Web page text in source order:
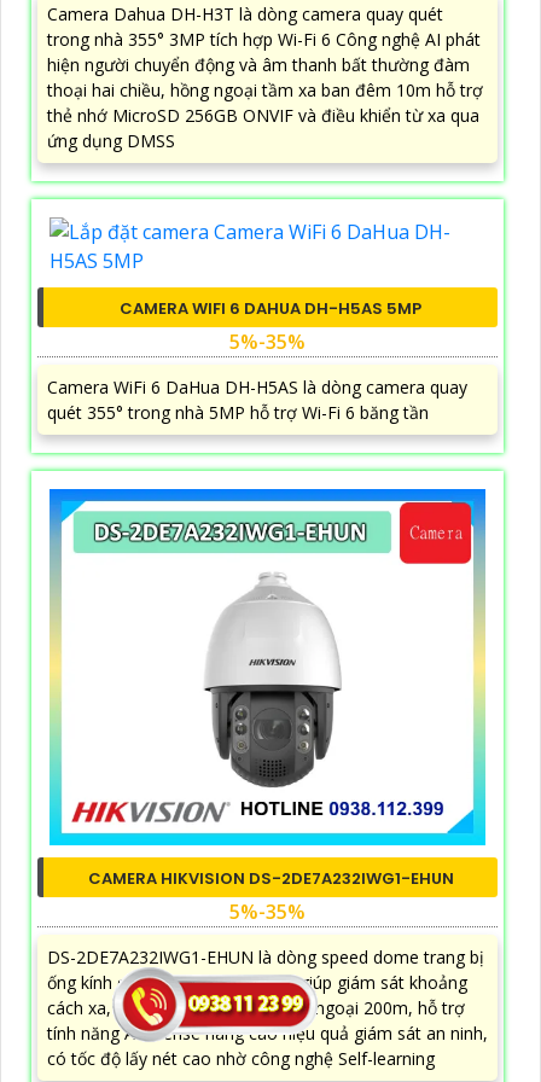
Camera Dahua DH-H3T là dòng camera quay quét
trong nhà 355° 3MP tích hợp Wi-Fi 6 Công nghệ AI phát
hiện người chuyển động và âm thanh bất thường đàm
thoại hai chiều, hồng ngoại tầm xa ban đêm 10m hỗ trợ
thẻ nhớ MicroSD 256GB ONVIF và điều khiển từ xa qua
ứng dụng DMSS
CAMERA WIFI 6 DAHUA DH-H5AS 5MP
5%-35%
Camera WiFi 6 DaHua DH-H5AS là dòng camera quay
quét 355° trong nhà 5MP hỗ trợ Wi-Fi 6 băng tần
CAMERA HIKVISION DS-2DE7A232IWG1-EHUN
5%-35%
DS-2DE7A232IWG1-EHUN là dòng speed dome trang bị
ống kính quang học lên đến 32X giúp giám sát khoảng
cách xa, nhìn ban đêm bằng hồng ngoại 200m, hỗ trợ
tính năng AcuSense nâng cao hiệu quả giám sát an ninh,
có tốc độ lấy nét cao nhờ công nghệ Self-learning